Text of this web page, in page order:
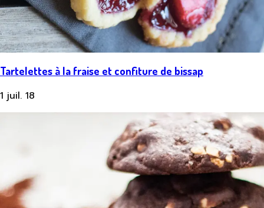
Tartelettes à la fraise et confiture de bissap
1 juil. 18